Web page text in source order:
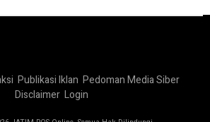
Publikasi Iklan Pedoman Media Siber
Disclaimer Login